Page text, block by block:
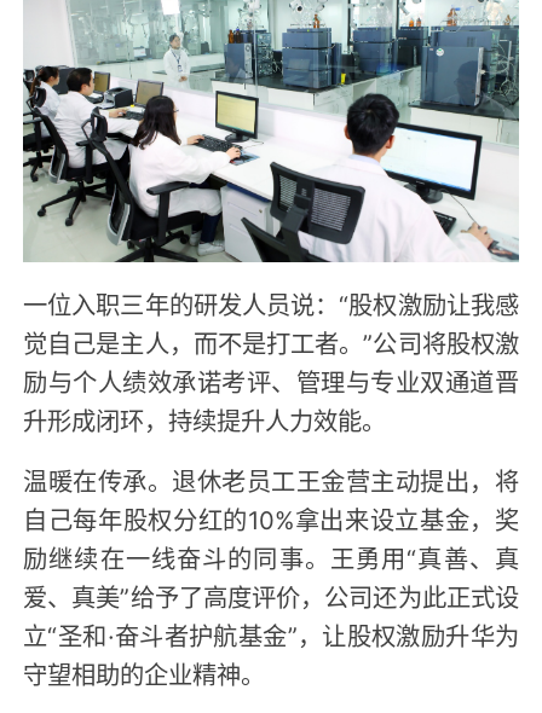
一位入职三年的研发人员说：“股权激励让我感
觉自己是主人，而不是打工者。”公司将股权激
励与个人绩效承诺考评、管理与专业双通道晋
升形成闭环，持续提升人力效能。
温暖在传承。退休老员工王金营主动提出，将
自己每年股权分红的10%拿出来设立基金，奖
励继续在一线奋斗的同事。王勇用“真善、真
爱、真美”给予了高度评价，公司还为此正式设
立“圣和·奋斗者护航基金”，让股权激励升华为
守望相助的企业精神。